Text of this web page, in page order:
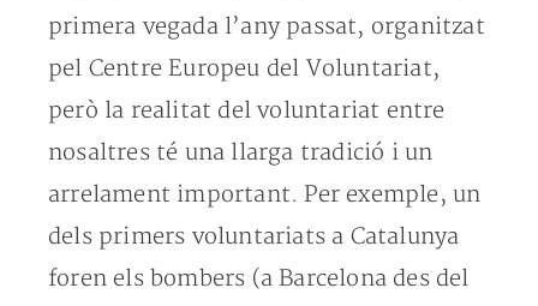
primera vegada l’any passat, organitzat
pel Centre Europeu del Voluntariat,
però la realitat del voluntariat entre
nosaltres té una llarga tradició i un
arrelament important. Per exemple, un
dels primers voluntariats a Catalunya
foren els bombers (a Barcelona des del